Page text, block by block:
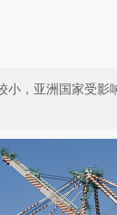
小，亚洲国家受